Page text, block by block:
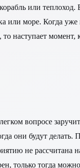
или
или море. Когда
наступает момент,
вопросе
они будут делать.
не
только тогда